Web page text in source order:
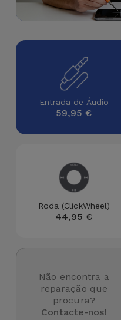
Samsung
TCL
Outras
Marcas
Apple Watch
Recondicionados
Recondicionados
iMac
Recondicionados
Recondicionadas
tudo
Adaptadores
Auriculares
e Colunas
Smartwatches
e Braceletes
Telemóvel
Gadgets
Entrada de Áudio
59,95 €
Roda (ClickWheel)
44,95 €
Não encontra a
reparação que
procura?
Contacte-nos!